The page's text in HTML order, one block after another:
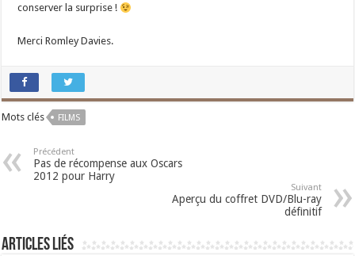
conserver la surprise !
Merci Romley Davies.
Mots clés FILMS
Précédent
Pas de récompense aux Oscars
2012 pour Harry
Suivant
Aperçu du coffret DVD/Blu-ray
définitif
Articles liés